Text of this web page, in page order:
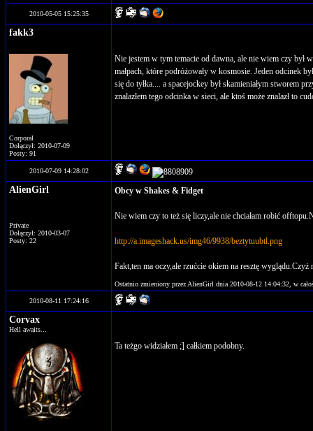
2010-05-05 15:25:35
fakk3
Corporal
Dołączył: 2010-07-09
Posty: 91
Nie jestem w tym temacie od dawna, ale nie wiem czy
małpach, które podróżowały w kosmosie. Jeden odcinek
się do tyłka.... a spacejockey był skamieniałym stworem
znalazłem tego odcinka w sieci, ale ktoś może znalazł to
2010-07-09 14:28:02
AlienGirl
Private
Dołączył: 2010-03-07
Posty: 22
Obcy w Shakes & Fidget
Nie wiem czy to też się liczy,ale nie chciałam robić
http://a.imageshack.us/img46/9938/beztytuubtl.png
Fakt,ten ma oczy,ale rzućcie okiem na resztę
Ostatnio zmieniony przez AlienGirl dnia 2010-08-12 14:04:32, w
2010-08-11 17:24:16
Corvax
Hell awaits...
Ta teżgo widziałem ;] całkiem podobny.